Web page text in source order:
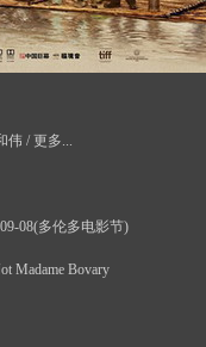
伟 / 更多...
08(多伦多电影节)
Madame Bovary